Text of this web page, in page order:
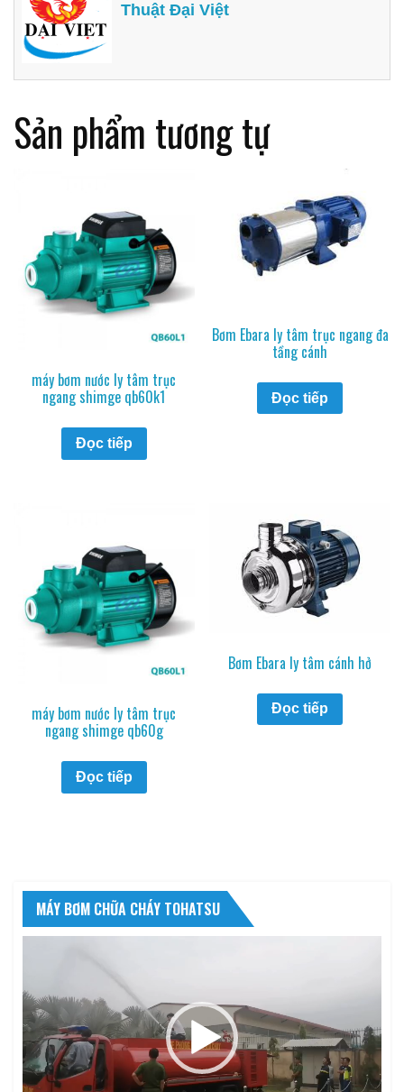
Thuật Đại Việt
Sản phẩm tương tự
máy bơm nước ly tâm trục
ngang shimge qb60k1
Đọc tiếp
Bơm Ebara ly tâm trục ngang đa
tầng cánh
Đọc tiếp
máy bơm nước ly tâm trục
ngang shimge qb60g
Đọc tiếp
Bơm Ebara ly tâm cánh hở
Đọc tiếp
MÁY BƠM CHỮA CHÁY TOHATSU
Video